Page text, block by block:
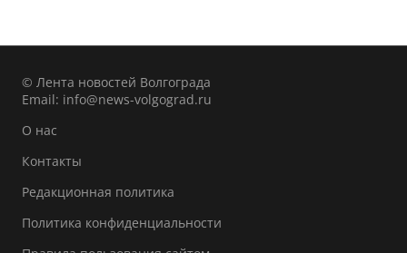
© Лента новостей Волгограда
Email: info@news-volgograd.ru
О нас
Контакты
Редакционная политика
Политика конфиденциальности